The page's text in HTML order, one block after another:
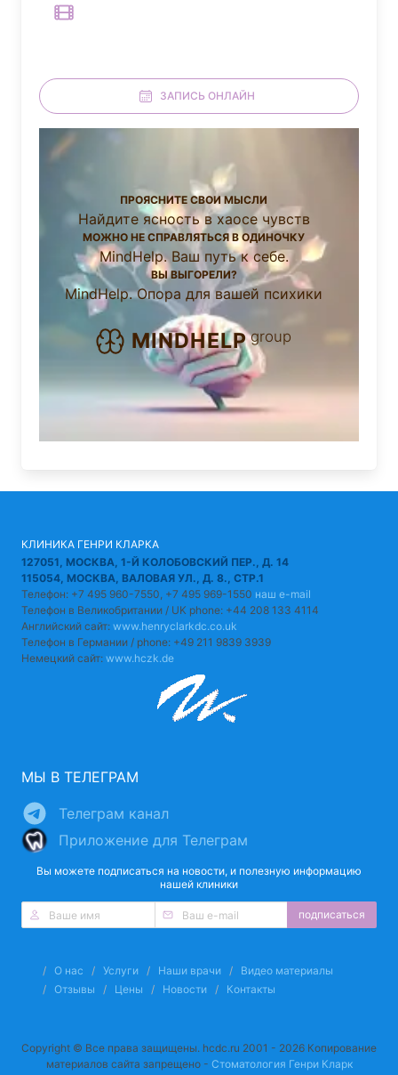
ЗАПИСЬ ОНЛАЙН
ПРОЯСНИТЕ СВОИ МЫСЛИ
Найдите ясность в хаосе чувств
МОЖНО НЕ СПРАВЛЯТЬСЯ В ОДИНОЧКУ
MindHelp. Ваш путь к себе.
ВЫ ВЫГОРЕЛИ?
MindHelp. Опора для вашей психики
MINDHELP group
КЛИНИКА ГЕНРИ КЛАРКА
127051, МОСКВА, 1-Й КОЛОБОВСКИЙ ПЕР., Д. 14
115054, МОСКВА, ВАЛОВАЯ УЛ., Д. 8., СТР.1
Телефон: +7 495 960-7550, +7 495 969-1550 наш e-mail
Телефон в Великобритании / UK phone: +44 208 133 4114
Английский сайт: www.henryclarkdc.co.uk
Телефон в Германии / phone: +49 211 9839 3939
Немецкий сайт: www.hczk.de
МЫ В ТЕЛЕГРАМ
Телеграм канал
Приложение для Телеграм
Вы можете подписаться на новости, и полезную информацию
нашей клиники
подписаться
О нас Услуги Наши врачи
Видео материалы
Отзывы
Цены Новости Контакты
Copyright © Все права защищены. hcdc.ru 2001 - 2026 Копирование
материалов сайта запрещено - Стоматология Генри Кларк